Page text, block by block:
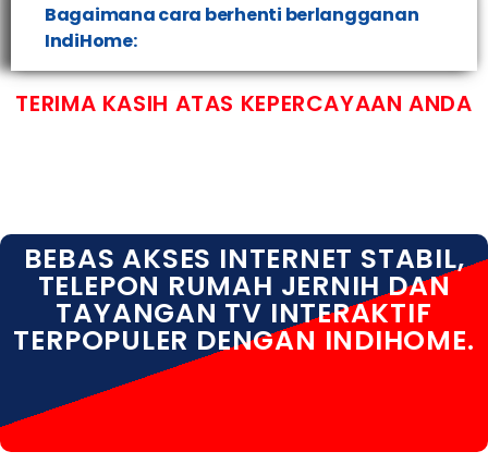
Bagaimana cara berhenti berlangganan
IndiHome:
TERIMA KASIH ATAS KEPERCAYAAN ANDA
BEBAS AKSES INTERNET STABIL,
TELEPON RUMAH JERNIH DAN
TAYANGAN TV INTERAKTIF
TERPOPULER DENGAN INDIHOME.